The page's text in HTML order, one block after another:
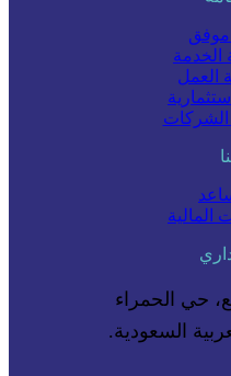
الخدمة
العمل
المالية
السعودية.